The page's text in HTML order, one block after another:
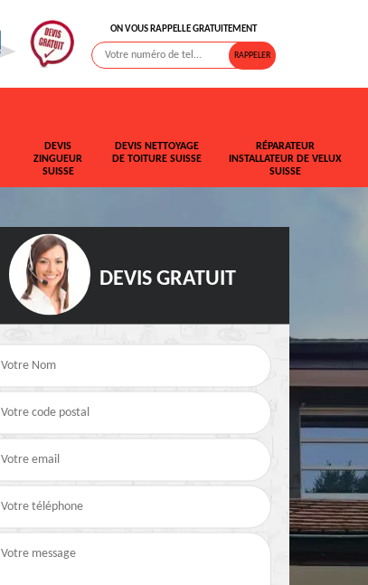
ON VOUS RAPPELLE GRATUITEMENT
DEVIS
ZINGUEUR
SUISSE
DEVIS NETTOYAGE
DE TOITURE SUISSE
RÉPARATEUR
INSTALLATEUR DE VELUX
SUISSE
Rehaussement de
Devis fuite de toiture
Suisse
DEVIS GRATUIT